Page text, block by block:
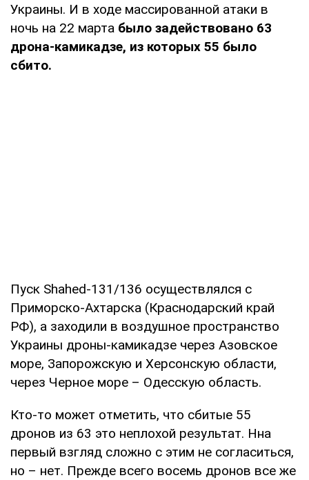
Украины. И в ходе массированной атаки в
ночь на 22 марта было задействовано 63
дрона-камикадзе, из которых 55 было
сбито.
Пуск Shahed-131/136 осуществлялся с
Приморско-Ахтарска (Краснодарский край
РФ), а заходили в воздушное пространство
Украины дроны-камикадзе через Азовское
море, Запорожскую и Херсонскую области,
через Черное море – Одесскую область.
Кто-то может отметить, что сбитые 55
дронов из 63 это неплохой результат. Нна
первый взгляд сложно с этим не согласиться,
но – нет. Прежде всего восемь дронов все же